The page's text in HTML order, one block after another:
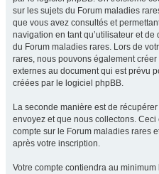
sur les sujets du Forum maladies
que vous avez consultés et
navigation en tant qu’utilisateur et
du Forum maladies rares. Lors de
rares, nous pouvons également
externes au document qui est prévu
créées par le logiciel phpBB.
La seconde manière est de
envoyez et que nous collectons.
compte sur le Forum maladies rares
après votre inscription.
Votre compte contiendra au